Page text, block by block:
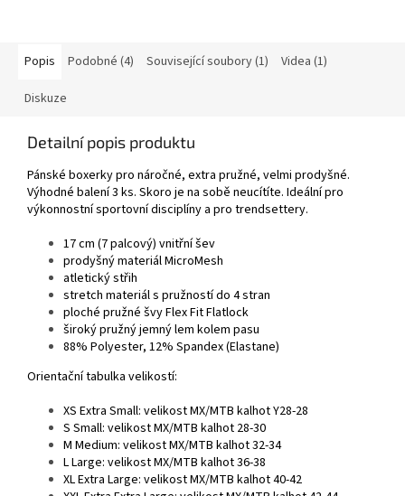
Popis Podobné (4) Související soubory (1) Videa (1)
Diskuze
Detailní popis produktu
Pánské boxerky pro náročné, extra pružné, velmi prodyšné.
Výhodné balení 3 ks. Skoro je na sobě neucítíte. Ideální pro
výkonnostní sportovní disciplíny a pro trendsettery.
17 cm (7 palcový) vnitřní šev
prodyšný materiál MicroMesh
atletický střih
stretch materiál s pružností do 4 stran
ploché pružné švy Flex Fit Flatlock
široký pružný jemný lem kolem pasu
88% Polyester, 12% Spandex (Elastane)
Orientační tabulka velikostí:
XS Extra Small: velikost MX/MTB kalhot Y28-28
S Small: velikost MX/MTB kalhot 28-30
M Medium: velikost MX/MTB kalhot 32-34
L Large: velikost MX/MTB kalhot 36-38
XL Extra Large: velikost MX/MTB kalhot 40-42